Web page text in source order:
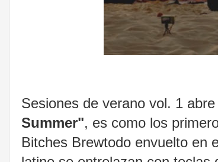
Sesiones de verano vol. 1
Summer", es como los
Bitches Brewtodo envuelto en